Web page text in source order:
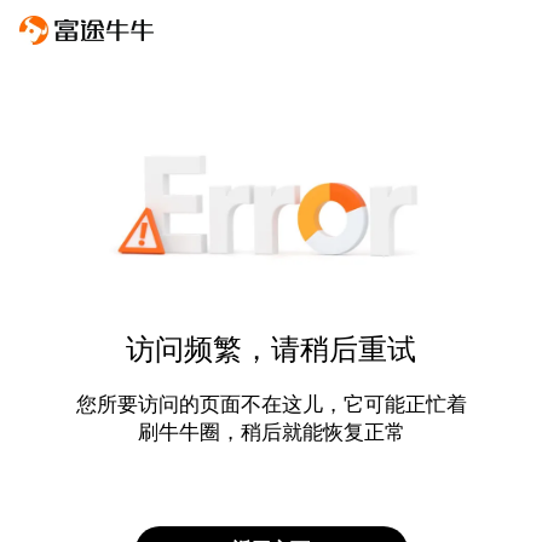
访问频繁，请稍后重试
您所要访问的页面不在这儿，它可能正忙着
刷牛牛圈，稍后就能恢复正常